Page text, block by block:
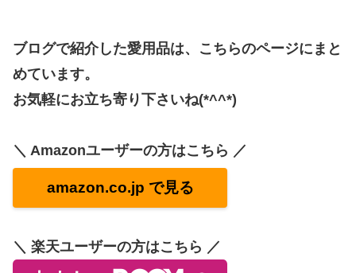
ブログで紹介した愛用品は、こちらのページにまと
めています。
お気軽にお立ち寄り下さいね(*^^*)
＼ Amazonユーザーの方はこちら ／
amazon.co.jp で見る
＼ 楽天ユーザーの方はこちら ／